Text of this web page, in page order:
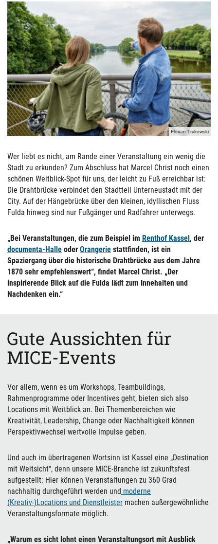
Florian Trykowski
Wer liebt es nicht, am Rande einer Veranstaltung ein wenig die
Stadt zu erkunden? Zum Abschluss hat Marcel Christ noch einen
schönen Weitblick-Spot für uns, der leicht zu Fuß erreichbar ist:
Die Drahtbrücke verbindet den Stadtteil Unterneustadt mit der
City. Auf der Hängebrücke über den kleinen, idyllischen Fluss
Fulda hinweg sind nur Fußgänger und Radfahrer unterwegs.
„Bei Veranstaltungen, die zum Beispiel im Renthof Kassel , der
documenta-Halle oder Orangerie stattfinden, ist ein
Spaziergang über die historische Drahtbrücke aus dem Jahre
1870 sehr empfehlenswert“, findet Marcel Christ. „Der
inspirierende Blick auf die Fulda lädt zum Innehalten und
Nachdenken ein.“
Gute Aussichten für
MICE-Events
Vor allem, wenn es um Workshops, Teambuildings,
Rahmenprogramme oder Incentives geht, bieten sich also
Locations mit Weitblick an. Bei Themenbereichen wie
Kreativität, Leadership, Change oder Nachhaltigkeit können
Perspektivwechsel wertvolle Impulse geben.
Und auch im übertragenen Wortsinn ist Kassel eine „Destination
mit Weitsicht“, denn unsere MICE-Branche ist zukunftsfest
aufgestellt: Hier können Veranstaltungen zu 360 Grad
nachhaltig durchgeführt werden und moderne
(Kreativ-)Locations und Dienstleister machen außergewöhnliche
Veranstaltungsformate möglich.
„Warum es sicht lohnt einen Veranstaltungsort mit Ausblick